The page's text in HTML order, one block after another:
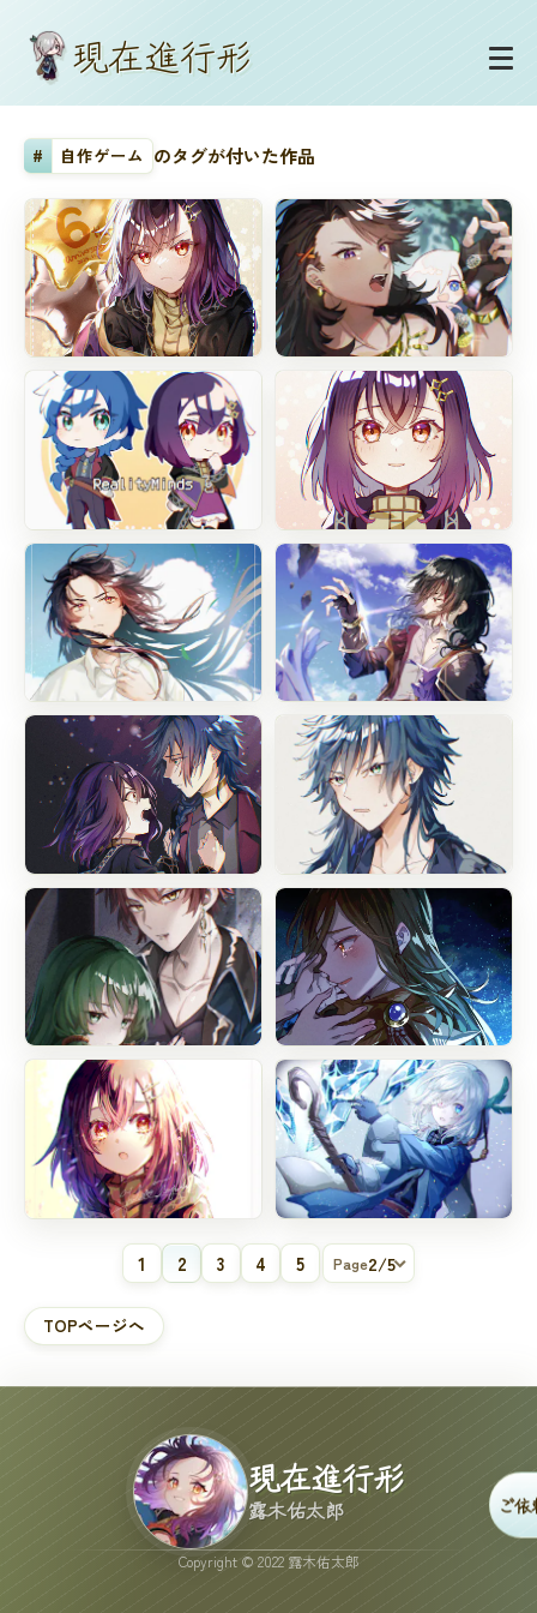
現在進行形
# 自作ゲーム のタグが付いた作品
6周年記念
#
オリジナル
#
自作ゲーム
#
リアリティ×マインズ
なんかいる…
#
オリジナル
自作ゲーム
#
カースドライフ
SD練習
# オリジナル #
SDキャラ
#
自作ゲーム
#
リアリティ×マインズ
♡
#
オリジナル
#
自作ゲーム
#
リアリティ×マインズ
夏
#
オリジナル
#
自作ゲーム
#
Elemental Field
ありがとう、力を貸し
# オリジナル
負の感情
#
オリジナル
#
自作ゲーム
#
リアリティ×マインズ
寝起き
#
オリジナル
#
自作ゲーム
#
リアリティ×マインズ
この手に生き延びる力を
# オリジナル #
#
其れは希望の光となるか
温かい手
オリジナル
#
自作ゲーム
#
クロスセイバー
暖かな日差し
#
オリジナル
#
#
リアリティ×マインズ
氷塊を生む
#
1 2 3 4 5 Page2/5
TOPページへ
現在進行形
露木佑太郎
Copyright © 2022 露木佑太郎
ご